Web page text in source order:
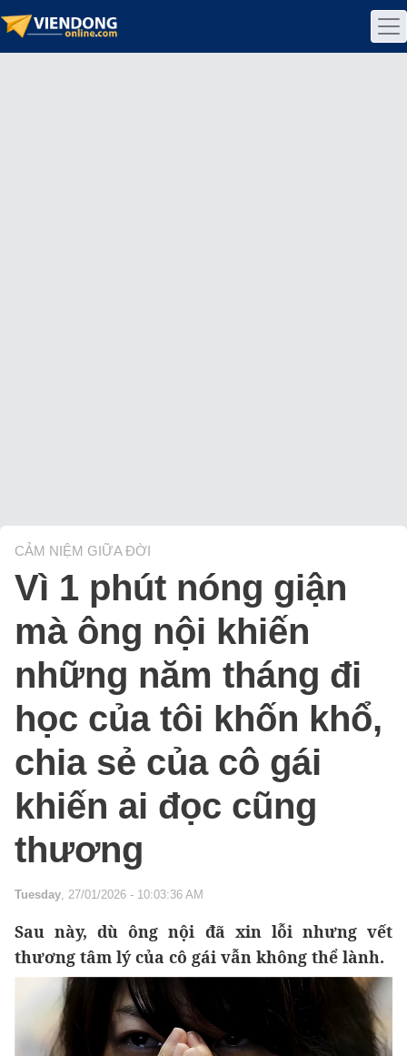
CẢM NIỆM GIỮA ĐỜI
Vì 1 phút nóng giận
mà ông nội khiến
những năm tháng đi
học của tôi khốn khổ,
chia sẻ của cô gái
khiến ai đọc cũng
thương
Tuesday, 27/01/2026 - 10:03:36 AM
Sau này, dù ông nội đã xin lỗi nhưng vết
thương tâm lý của cô gái vẫn không thể lành.